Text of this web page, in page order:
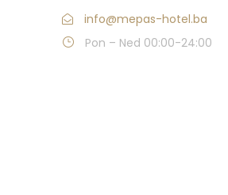
info@mepas-hotel.ba
Pon – Ned 00:00-24:00